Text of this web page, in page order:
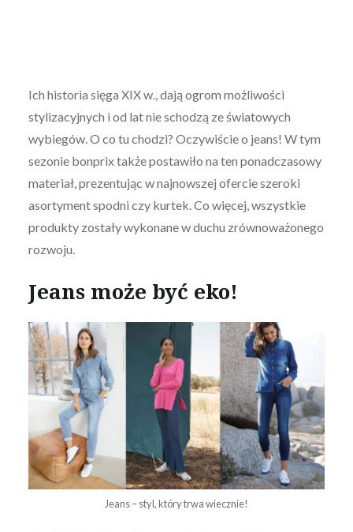
Ich historia sięga XIX w., dają ogrom możliwości
stylizacyjnych i od lat nie schodzą ze światowych
wybiegów. O co tu chodzi? Oczywiście o jeans! W tym
sezonie bonprix także postawiło na ten ponadczasowy
materiał, prezentując w najnowszej ofercie szeroki
asortyment spodni czy kurtek. Co więcej, wszystkie
produkty zostały wykonane w duchu zrównoważonego
rozwoju.
Jeans może być eko!
Jeans – styl, który trwa wiecznie!